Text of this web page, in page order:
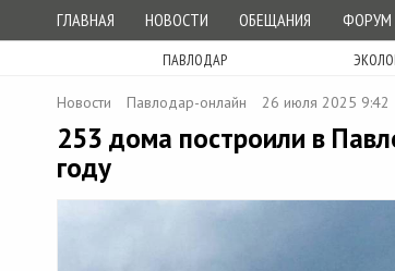
ГЛАВНАЯ НОВОСТИ ОБЕЩАНИЯ ФОРУМ
ПАВЛОДАР
Новости Павлодар-онлайн 26 июля 2025 9:42
253 дома построили в
году